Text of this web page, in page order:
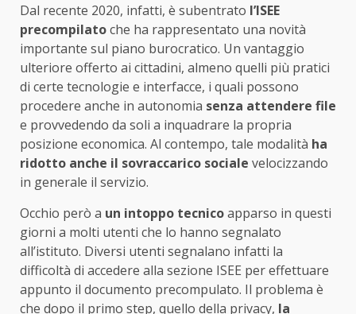
Dal recente 2020, infatti, è subentrato l’ISEE
precompilatoche ha rappresentato una novità
importante sul piano burocratico. Un vantaggio
ulteriore offerto ai cittadini, almeno quelli più pratici
di certe tecnologie e interfacce, i quali possono
procedere anche in autonomia senza attendere file
e provvedendo da soli a inquadrare la propria
posizione economica. Al contempo, tale modalità ha
ridotto anche il sovraccarico sociale velocizzando
in generale il servizio.
Occhio però a un intoppo tecnicoapparso in questi
giorni a molti utenti che lo hanno segnalato
all’istituto. Diversi utenti segnalano infatti la
difficoltà di accedere alla sezione ISEE per effettuare
appunto il documento precompulato. Il problema è
che dopo il primo step, quello della privacy, la